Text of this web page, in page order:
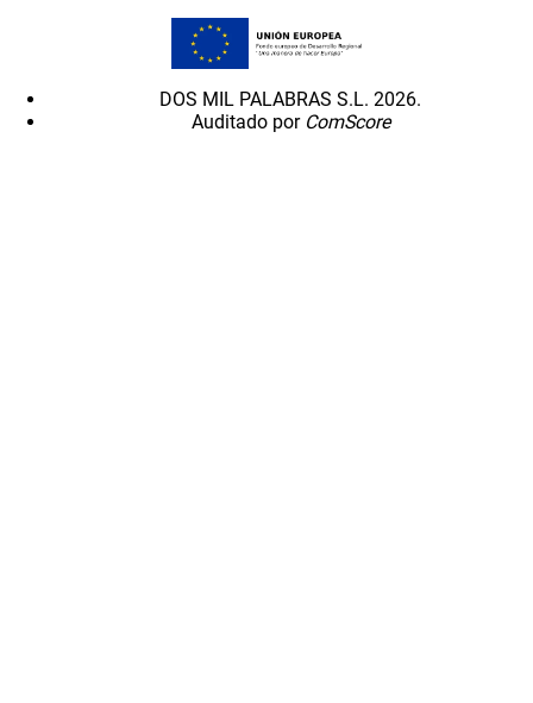
DOS MIL PALABRAS S.L. 2026.
Auditado por ComScore